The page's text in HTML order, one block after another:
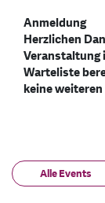
Anmeldung
Herzlichen
Veranstaltung
Warteliste
keine
Alle Events